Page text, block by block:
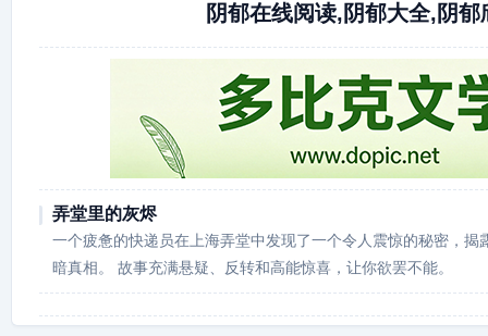
阴郁在线阅读,阴郁大全,阴郁
弄堂里的灰烬
一个疲惫的快递员在上海弄堂中发现了一个令人震惊的秘密，揭
暗真相。 故事充满悬疑、反转和高能惊喜，让你欲罢不能。